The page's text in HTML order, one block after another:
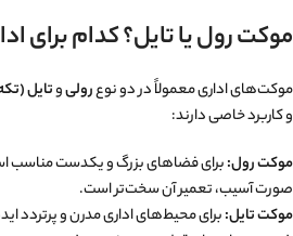
موکت رول یا تایل؟ کدام برای
موکت‌های اداری معمولاً در دو نوعرولیوتایل
و کاربرد خاصی دارند:
موکت رول:برای فضاهای بزرگ و یکدست مناسب
صورت آسیب، تعمیر آن سخت‌تر است.
موکت تایل:برای محیط‌های اداری مدرن و پرتردد